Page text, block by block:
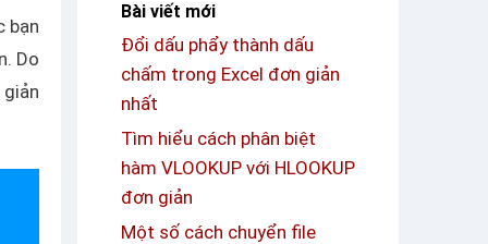
bạn
Do
Bài viết mới
Đổi dấu phẩy thành dấu
chấm trong Excel đơn giản
nhất
Tìm hiểu cách phân biệt
hàm VLOOKUP với HLOOKUP
đơn giản
Một số cách chuyển file